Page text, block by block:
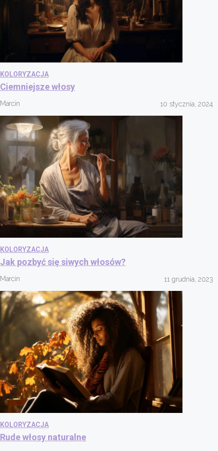
KOLORYZACJA
Ciemniejsze włosy
Marcin 10 stycznia, 2024
KOLORYZACJA
Jak pozbyć się siwych włosów?
Marcin 11 grudnia, 2023
KOLORYZACJA
Rude włosy naturalne